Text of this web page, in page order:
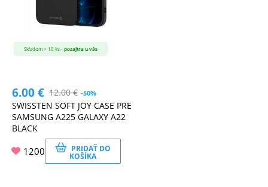
Skladom > 10 ks -pozajtra u vás
6.00€ 12.00€ -50%
SWISSTEN SOFT JOY CASE PRE
SAMSUNG A225 GALAXY A22
BLACK
1200 PRIDAŤ DO
KOŠÍKA